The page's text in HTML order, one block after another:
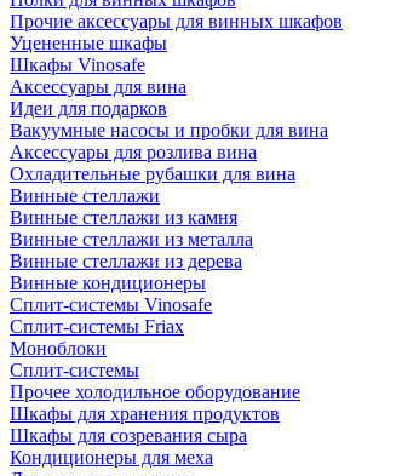
Прочие аксессуары для винных шкафов
Уцененные шкафы
Шкафы Vinosafe
Аксессуары для вина
Идеи для подарков
Вакуумные насосы и пробки для вина
Аксессуары для розлива вина
Охладительные рубашки для вина
Винные стеллажи
Винные стеллажи из камня
Винные стеллажи из металла
Винные стеллажи из дерева
Винные кондиционеры
Сплит-системы Vinosafe
Сплит-системы Friax
Моноблоки
Сплит-системы
Прочее холодильное оборудование
Шкафы для хранения продуктов
Шкафы для созревания сыра
Кондиционеры для меха